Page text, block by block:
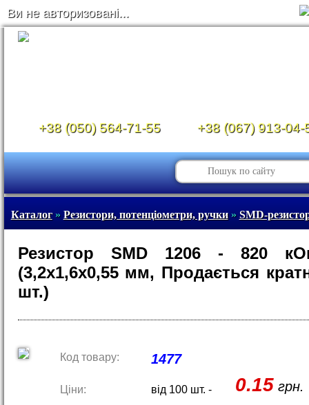
Ви не авторизовані...
+38 (050) 564-71-55 +38 (067) 913-04-
Каталог» Резистори, потенціометри, ручки» SMD-
Резистор SMD 1206 - 820
(3,2х1,6х0,55 мм, Продається
шт.)
Код товару: 1477
Ціни: від 100 шт. - 0.15 грн.